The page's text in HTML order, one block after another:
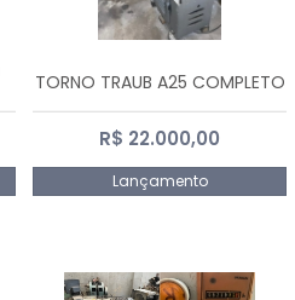
TORNO TRAUB A25 COMPLETO
R$ 22.000,00
Lançamento